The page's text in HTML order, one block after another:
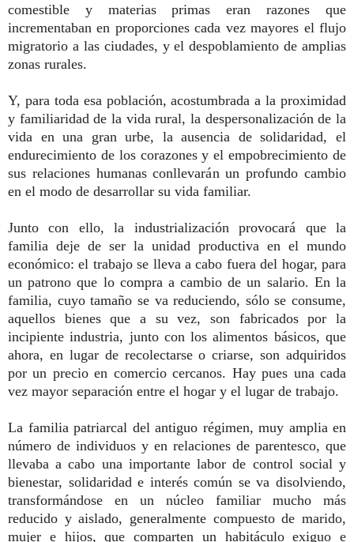
comestible y materias primas eran razones que
incrementaban en proporciones cada vez mayores el flujo
migratorio a las ciudades, y el despoblamiento de amplias
zonas rurales.
Y, para toda esa población, acostumbrada a la proximidad
y familiaridad de la vida rural, la despersonalización de la
vida en una gran urbe, la ausencia de solidaridad, el
endurecimiento de los corazones y el empobrecimiento de
sus relaciones humanas conllevarán un profundo cambio
en el modo de desarrollar su vida familiar.
Junto con ello, la industrialización provocará que la
familia deje de ser la unidad productiva en el mundo
económico: el trabajo se lleva a cabo fuera del hogar, para
un patrono que lo compra a cambio de un salario. En la
familia, cuyo tamaño se va reduciendo, sólo se consume,
aquellos bienes que a su vez, son fabricados por la
incipiente industria, junto con los alimentos básicos, que
ahora, en lugar de recolectarse o criarse, son adquiridos
por un precio en comercio cercanos. Hay pues una cada
vez mayor separación entre el hogar y el lugar de trabajo.
La familia patriarcal del antiguo régimen, muy amplia en
número de individuos y en relaciones de parentesco, que
llevaba a cabo una importante labor de control social y
bienestar, solidaridad e interés común se va disolviendo,
transformándose en un núcleo familiar mucho más
reducido y aislado, generalmente compuesto de marido,
mujer e hijos, que comparten un habitáculo exiguo e